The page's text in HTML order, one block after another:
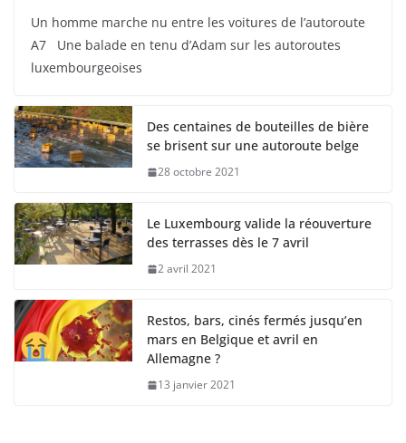
Un homme marche nu entre les voitures de l’autoroute
A7 Une balade en tenu d’Adam sur les autoroutes
luxembourgeoises
Des centaines de bouteilles de bière
se brisent sur une autoroute belge
28 octobre 2021
Le Luxembourg valide la réouverture
des terrasses dès le 7 avril
2 avril 2021
Restos, bars, cinés fermés jusqu’en
mars en Belgique et avril en
Allemagne ?
13 janvier 2021